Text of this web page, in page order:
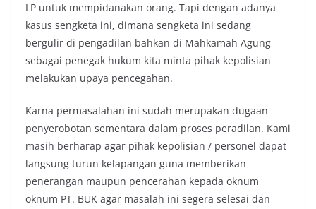
LP untuk mempidanakan orang. Tapi dengan adanya
kasus sengketa ini, dimana sengketa ini sedang
bergulir di pengadilan bahkan di Mahkamah Agung
sebagai penegak hukum kita minta pihak kepolisian
melakukan upaya pencegahan.
Karna permasalahan ini sudah merupakan dugaan
penyerobotan sementara dalam proses peradilan. Kami
masih berharap agar pihak kepolisian / personel dapat
langsung turun kelapangan guna memberikan
penerangan maupun pencerahan kepada oknum
oknum PT. BUK agar masalah ini segera selesai dan